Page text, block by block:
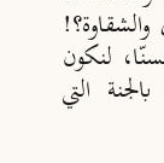
ا، لنكون
التي